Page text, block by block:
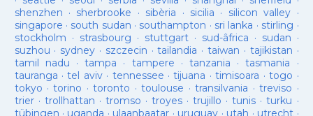
shenzhen · sherbrooke · sibèria · sicilia · silicon valley ·
singapore · south sudan · southampton · sri lanka · stirling ·
stockholm · strasbourg · stuttgart· sud-âfrica · sudan ·
suzhou · sydney · szczecin ·tailandia ·taiwan · tajikistan ·
tamil nadu ·tampa · tampere · tanzania ·tasmania ·
tauranga ·tel aviv· tennessee ·tijuana ·timisoara ·togo ·
tokyo ·torino ·toronto ·toulouse ·transilvania ·treviso ·
trier· trollhattan · tromso · troyes·trujillo ·tunis ·turku ·
tübingen · uganda · ulaanbaatar · uruguay · utah · utrecht ·